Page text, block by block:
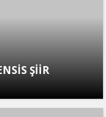
ŞİİR